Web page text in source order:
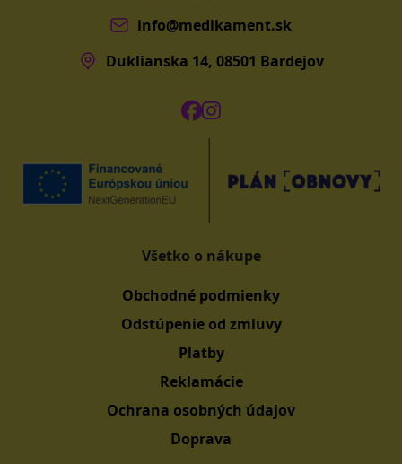
info@medikament.sk
Duklianska 14, 08501 Bardejov
Všetko o nákupe
Obchodné podmienky
Odstúpenie od zmluvy
Platby
Reklamácie
Ochrana osobných údajov
Doprava